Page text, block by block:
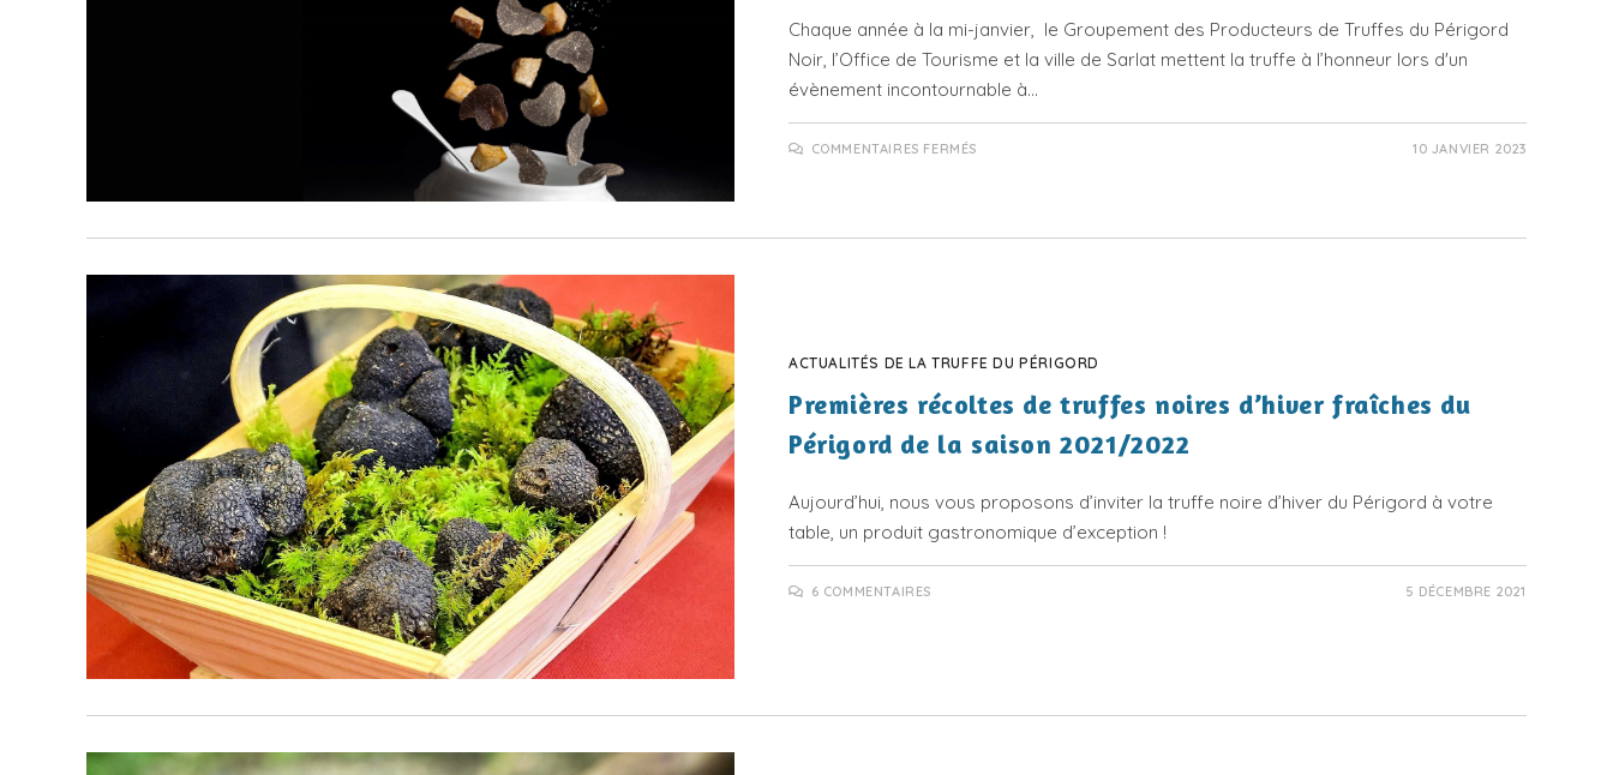
Chaque année à la mi-janvier, le Groupement des Producteurs de Truffes du Périgord
Noir, l’Office de Tourisme et la ville de Sarlat mettent la truffe à l’honneur lors d'un
évènement incontournable à…
COMMENTAIRES FERMÉS
À
10 JANVIER 2023
ACTUALITÉS DE LA TRUFFE DU PÉRIGORD
Premières récoltes de truffes noires d’hiver fraîches du
Périgord de la saison 2021/2022
Aujourd’hui, nous vous proposons d’inviter la truffe noire d’hiver du Périgord à votre
table, un produit gastronomique d’exception !
6 COMMENTAIRES 5 DÉCEMBRE 2021